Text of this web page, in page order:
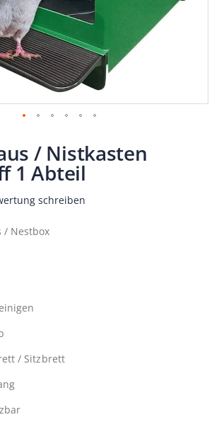
/ Nistkasten
1 Abteil
schreiben
/ Nestbox
/ Sitzbrett